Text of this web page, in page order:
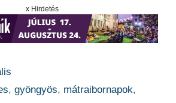
x Hirdetés
,gyöngyös, mátraibornapok,